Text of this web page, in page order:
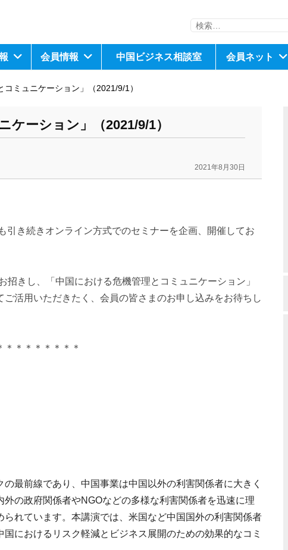
検
会員情報 中国ビジネス相談室 会員ネット
コミュニケーション」（2021/9/1）
ケーション」（2021/9/1）
2021年8月30日
引き続きオンライン方式でのセミナーを企画、開催してお
招きし、「中国における危機管理とコミュニケーション」
活用いただきたく、会員の皆さまのお申し込みをお待ちし
＊＊＊＊＊＊＊
最前線であり、中国事業は中国以外の利害関係者に大きく
の政府関係者やNGOなどの多様な利害関係者を迅速に理
れています。本講演では、米国など中国国外の利害関係者
におけるリスク軽減とビジネス展開のための効果的なコミ